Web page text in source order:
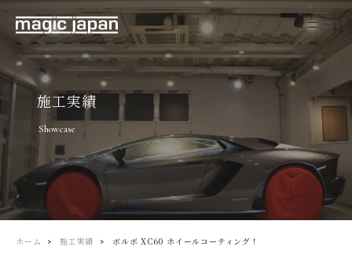
施工実績
Showcase
ホーム 施工実績 ボルボ XC60 ホイールコーティング！